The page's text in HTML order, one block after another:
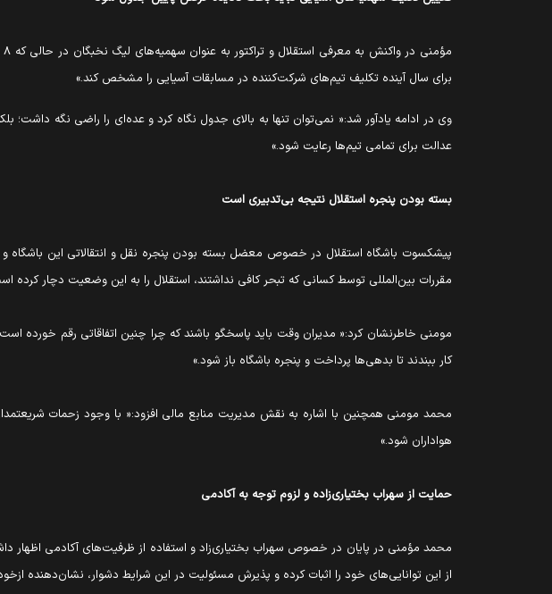
برای سال آینده تکلیف تیم‌های شرکت‌کننده در مسابقات آسیایی را مشخص کند.»
وی در ادامه یادآور شد:« نمی‌توان تنها به بالای جدول نگاه کرد و عده‌ای را راضی نگه
عدالت برای تمامی تیم‌ها رعایت شود.»
بسته بودن پنجره استقلال نتیجه بی‌تدبیری است
پیشکسوت باشگاه استقلال در خصوص معضل بسته بودن پنجره نقل و انتقالاتی این باشگاه
مقررات بین‌المللی توسط کسانی که تبحر کافی نداشتند، استقلال را به این وضعیت دچار کرده
مومنی خاطرنشان کرد:« مدیران وقت باید پاسخگو باشند که چرا چنین اتفاقاتی رقم خورده
کار ببندند تا بدهی‌ها پرداخت و پنجره باشگاه باز شود.»
محمد مومنی همچنین با اشاره به نقش مدیریت منابع مالی افزود:« با وجود زحمات
هواداران شود.»
حمایت از سهراب بختیاری‌زاده و لزوم توجه به آکادمی
محمد مؤمنی در پایان در خصوص سهراب بختیاری‌زاد و استفاده از ظرفیت‌های آکادمی اظهار
از این توانایی‌های خود را اثبات کرده و پذیرش مسئولیت در این شرایط دشوار، نشان‌دهنده